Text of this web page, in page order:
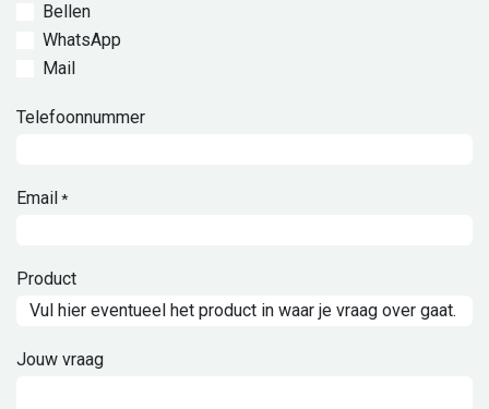
Bellen
WhatsApp
Mail
Telefoonnummer
Email *
Product
Jouw vraag